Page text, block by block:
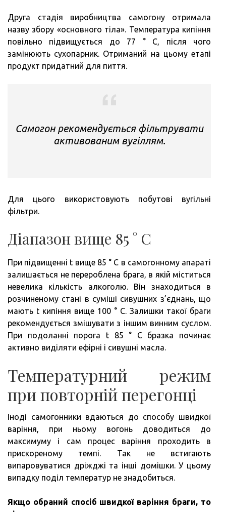
Друга стадія виробництва самогону отримала
назву збору «основного тіла». Температура кипіння
повільно підвищується до 77 ° C, після чого
замінюють сухопарник. Отриманий на цьому етапі
продукт придатний для пиття.
Самогон рекомендується фільтрувати
активованим вугіллям.
Для цього використовують побутові вугільні
фільтри.
Діапазон вище 85 ° C
При підвищенні t вище 85 ° C в самогонному апараті
залишається не перероблена брага, в якій міститься
невелика кількість алкоголю. Він знаходиться в
розчиненому стані в суміші сивушних з’єднань, що
мають t кипіння вище 100 ° C. Залишки такої браги
рекомендується змішувати з іншим винним суслом.
При подоланні порога t 85 ° C бразка починає
активно виділяти ефірні і сивушні масла.
Температурний режим
при повторній перегонці
Іноді самогонники вдаються до способу швидкої
варіння, при ньому вогонь доводиться до
максимуму і сам процес варіння проходить в
прискореному темпі. Так не встигають
випаровуватися дріжджі та інші домішки. У цьому
випадку поділ температур не знадобиться.
Якщо обраний спосіб швидкої варіння браги, то